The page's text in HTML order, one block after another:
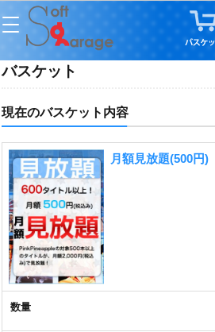
バスケット
現在のバスケット内容
月額見放題(500円)